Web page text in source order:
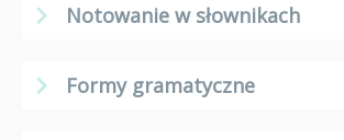
Notowanie w słownikach
Formy gramatyczne